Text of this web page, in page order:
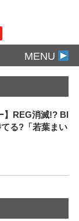
MENU
】REG消滅!? BI
る?「若葉まい